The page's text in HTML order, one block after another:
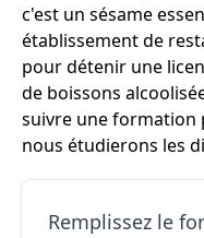
c'est un sésame
établissement de
pour détenir une
de boissons
suivre une formation
nous étudierons les
Remplissez le